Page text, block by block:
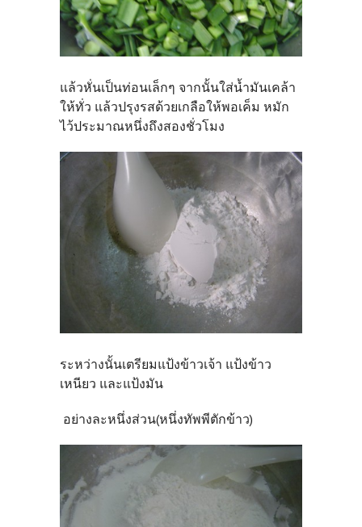
แล้วหั่นเป็นท่อนเล็กๆ จากนั้นใส่น้ำมันเคล้า
ให้ทั่ว แล้วปรุงรสด้วยเกลือให้พอเค็ม หมัก
ไว้ประมาณหนึ่งถึงสองชั่วโมง
ระหว่างนั้นเตรียมแป้งข้าวเจ้า แป้งข้าว
เหนียว และแป้งมัน
อย่างละหนึ่งส่วน(หนึ่งทัพพีตักข้าว)